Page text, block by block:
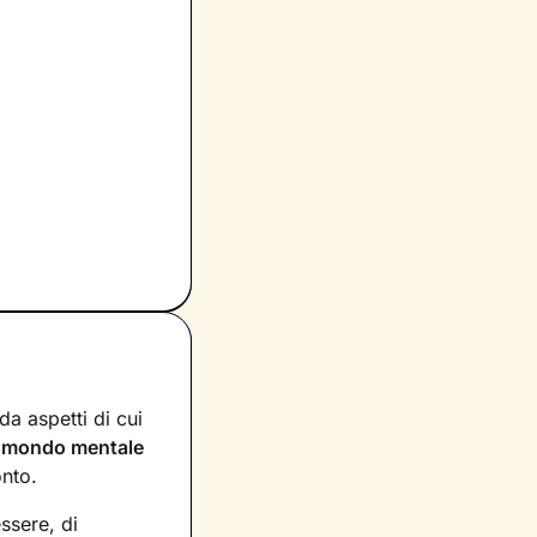
aspetti di cui
mondo mentale
di